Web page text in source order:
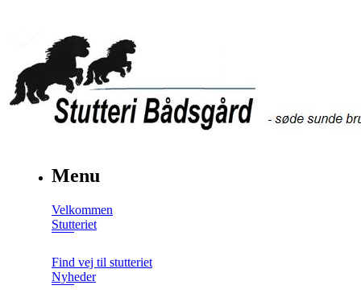
Menu
Velkommen
Stutteriet
Find vej til stutteriet
Nyheder